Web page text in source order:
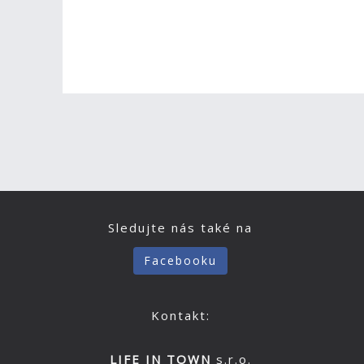
Sledujte nás také na
Facebooku
Kontakt:
LIFE IN TOWN s.r.o.